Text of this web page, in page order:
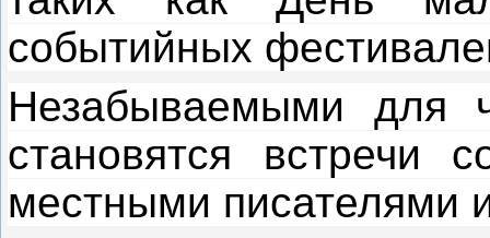
событийных
Незабываемыми для
становятся встречи
местными писателями